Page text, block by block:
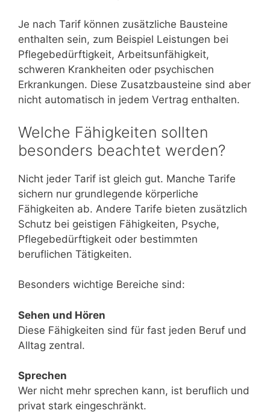
Je nach Tarif können zusätzliche Bausteine
enthalten sein, zum Beispiel Leistungen bei
Pflegebedürftigkeit, Arbeitsunfähigkeit,
schweren Krankheiten oder psychischen
Erkrankungen. Diese Zusatzbausteine sind aber
nicht automatisch in jedem Vertrag enthalten.
Welche Fähigkeiten sollten
besonders beachtet werden?
Nicht jeder Tarif ist gleich gut. Manche Tarife
sichern nur grundlegende körperliche
Fähigkeiten ab. Andere Tarife bieten zusätzlich
Schutz bei geistigen Fähigkeiten, Psyche,
Pflegebedürftigkeit oder bestimmten
beruflichen Tätigkeiten.
Besonders wichtige Bereiche sind:
Sehen und Hören
Diese Fähigkeiten sind für fast jeden Beruf und
Alltag zentral.
Sprechen
Wer nicht mehr sprechen kann, ist beruflich und
privat stark eingeschränkt.